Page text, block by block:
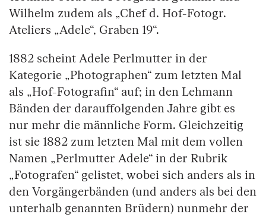
Wilhelm zudem als „Chef d. Hof-Fotogr.
Ateliers „Adele“, Graben 19“.
1882 scheint Adele Perlmutter in der
Kategorie „Photographen“ zum letzten Mal
als „Hof-Fotografin“ auf; in den Lehmann
Bänden der darauffolgenden Jahre gibt es
nur mehr die männliche Form. Gleichzeitig
ist sie 1882 zum letzten Mal mit dem vollen
Namen „Perlmutter Adele“ in der Rubrik
„Fotografen“ gelistet, wobei sich anders als in
den Vorgängerbänden (und anders als bei den
unterhalb genannten Brüdern) nunmehr der